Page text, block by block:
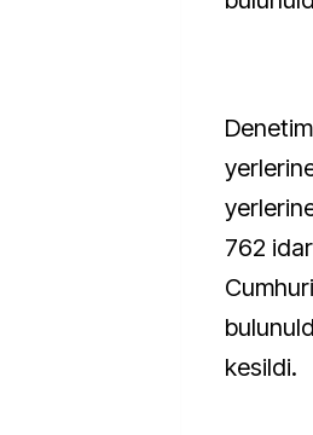
762
kesildi.